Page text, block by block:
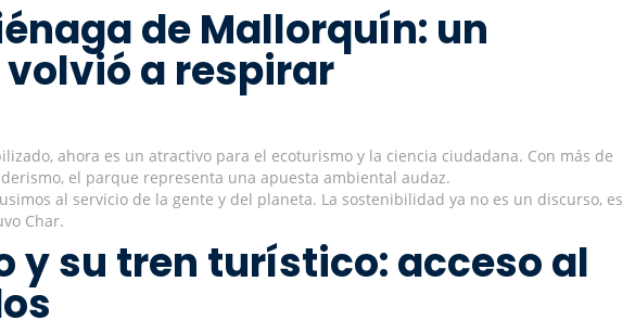
de Mallorquín: un
a respirar
ahora es un atractivo para el ecoturismo y la ciencia ciudadana. Con más de
el parque representa una apuesta ambiental audaz.
al servicio de la gente y del planeta. La sostenibilidad ya no es un discurso, es
Char.
y su tren turístico: acceso al